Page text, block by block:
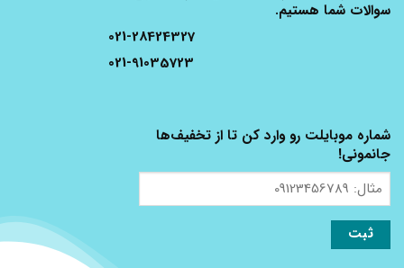
سوالات شما هستیم.
021-28424327
021-91035723
شماره موبایلت رو وارد کن تا از تخفیف‌ها
جانمونی!
مثال:
09123456789